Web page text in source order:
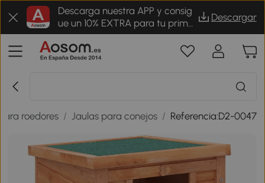
Descarga nuestra APP y consig
ue un 10% EXTRA para tu prime
r pedido
Descargar
roedores / Jaulas para conejos / Referencia:D2-0047